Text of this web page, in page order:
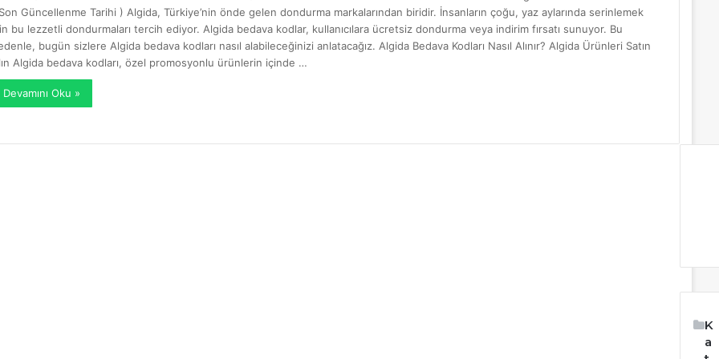
Güncellenme Tarihi ) Algida, Türkiye’nin önde gelen dondurma markalarından biridir. İnsanların çoğu, yaz aylarında serinlemek
bu lezzetli dondurmaları tercih ediyor. Algida bedava kodlar, kullanıcılara ücretsiz dondurma veya indirim fırsatı sunuyor. Bu
bugün sizlere Algida bedava kodları nasıl alabileceğinizi anlatacağız. Algida Bedava Kodları Nasıl Alınır? Algida Ürünleri Satın
Algida bedava kodları, özel promosyonlu ürünlerin içinde …
Devamını Oku »
K
a